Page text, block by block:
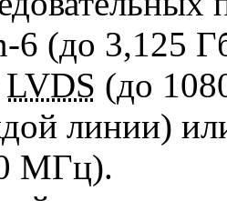
6 (до 3,125
LVDS (до
линии)
МГц).